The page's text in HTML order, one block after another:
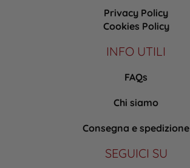
Privacy Policy
Cookies Policy
INFO UTILI
FAQs
Chi siamo
Consegna e spedizione
SEGUICI SU